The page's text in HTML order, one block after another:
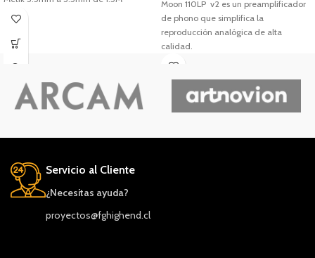
Moon 110LP v2 es un preamplificador
de phono que simplifica la
reproducción analógica de alta
calidad.
Servicio al Cliente
¿Necesitas ayuda?
proyectos@fghighend.cl